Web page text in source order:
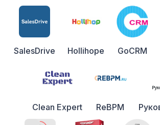
SalesDrive Hollihope GoCRM
Clean Expert ReBPM